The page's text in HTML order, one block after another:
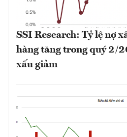
SSI Research: Tỷ lệ nợ
hàng tăng trong quý 2/
xấu giảm